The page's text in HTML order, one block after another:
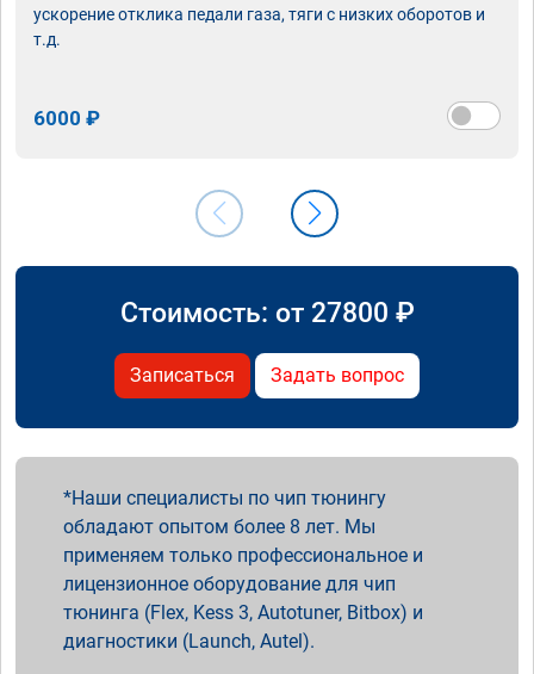
ускорение отклика педали газа, тяги с низких оборотов и
т.д.
6000 ₽
Стоимость: от 27800 ₽
Записаться Задать вопрос
Наши специалисты по чип тюнингу
обладают опытом более 8 лет. Мы
применяем только профессиональное и
лицензионное оборудование для чип
тюнинга (Flex, Kess 3, Autotuner, Bitbox) и
диагностики (Launch, Autel).